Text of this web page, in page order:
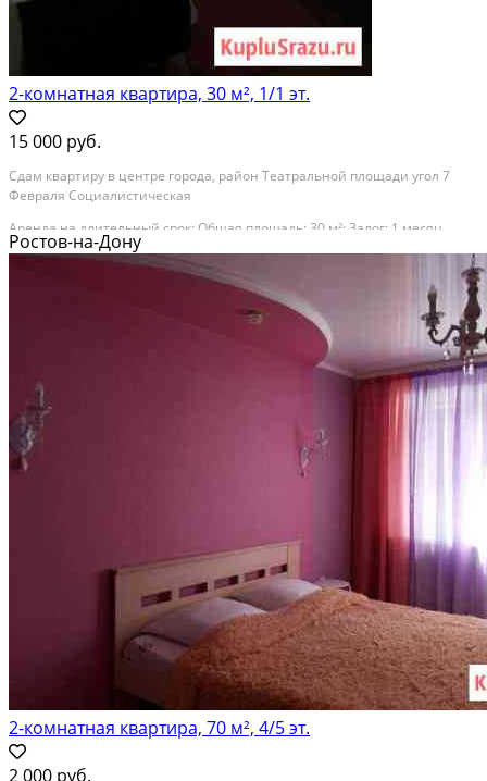
2-комнатная квартира, 30 м², 1/1 эт.
15 000 руб.
Сдам квартиру в центре города, район Театральной площади угол 7
Февраля Социалистическая
Аренда на длительный срок; Общая площадь: 30 м²; Залог: 1 месяц
Ростов-на-Дону
2-комнатная квартира, 70 м², 4/5 эт.
2 000 руб.